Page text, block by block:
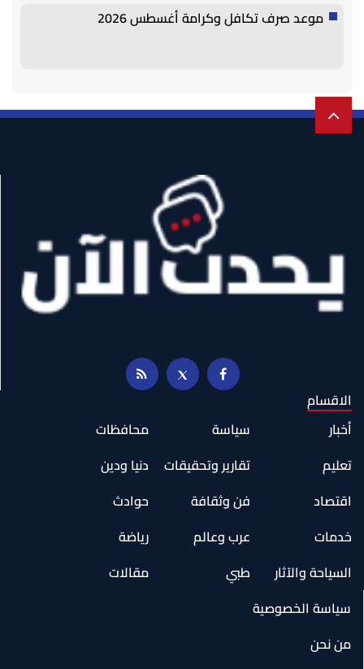
موعد صرف تكافل وكرامة أغسطس 2026
الاقسام
أخبار
سياسة
محافظات
تعليم
تقارير وتحقيقات
دنيا ودين
اقتصاد
فن وثقافة
حوادث
خدمات
عرب وعالم
رياضة
السياحة والآثار
طبي
مقالات
سياسة الخصوصية
من نحن